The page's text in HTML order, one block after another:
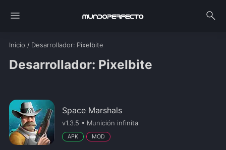
menu search
Inicio / Desarrollador: Pixelbite
Desarrollador: Pixelbite
Space Marshals
v1.3.5 • Munición infinita
APK MOD